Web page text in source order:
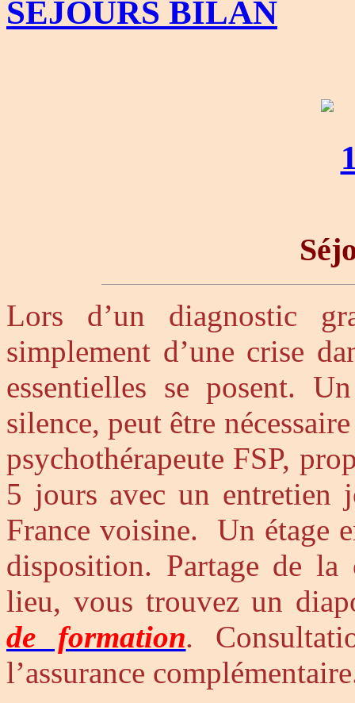
SÉJOURS BILAN
Lors d’un diagnostic
simplement d’une crise
essentielles se posent.
silence, peut être
psychothérapeute FSP,
5 jours avec un entretien
France voisine.
Un étage
disposition. Partage de
lieu, vous trouvez un
de formation.
l’assurance